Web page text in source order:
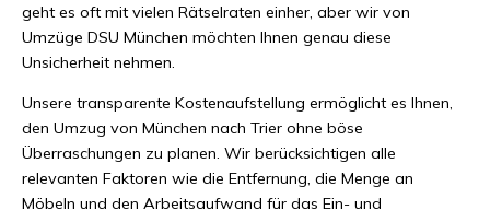
geht es oft mit vielen Rätselraten einher, aber wir von
Umzüge DSU München möchten Ihnen genau diese
Unsicherheit nehmen.
Unsere transparente Kostenaufstellung ermöglicht es Ihnen,
den Umzug von München nach Trier ohne böse
Überraschungen zu planen. Wir berücksichtigen alle
relevanten Faktoren wie die Entfernung, die Menge an
Möbeln und den Arbeitsaufwand für das Ein- und